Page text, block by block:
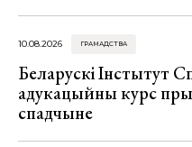
10.08.2026 ГРАМАДСТВА
Беларускі Інстытут
адукацыйны курс
спадчыне